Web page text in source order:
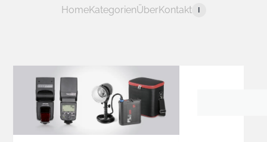
HomeKategorienÜberKontakt I